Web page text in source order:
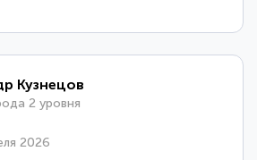
Кузнецов
2 уровня
2026